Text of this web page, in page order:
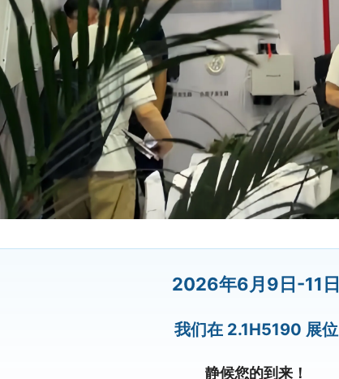
2026年6月9日-11日
我们在 2.1H5190 展位
静候您的到来！